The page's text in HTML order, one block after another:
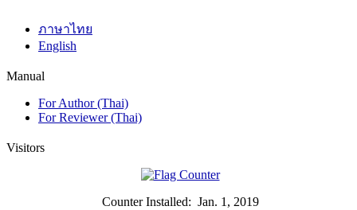
ภาษาไทย
English
Manual
For Author (Thai)
For Reviewer (Thai)
Visitors
Counter Installed: Jan. 1, 2019